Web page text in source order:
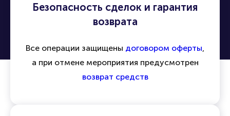
Безопасность сделок и гарантия
возврата
Все операции защищены договором оферты,
а при отмене мероприятия предусмотрен
возврат средств